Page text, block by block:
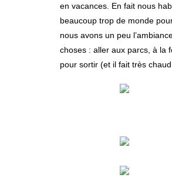
en vacances. En fait nous
beaucoup trop de monde
nous avons un peu
choses : aller aux parcs, à la
pour sortir (et il fait très